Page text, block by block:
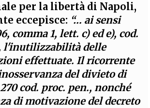
per la libertà di Napoli,
eccepisce: “… ai sensi
comma 1, lett. c) ed e), cod.
l'inutilizzabilità delle
effettuate. Il ricorrente
del divieto di
cod. proc. pen., nonché
di motivazione del decreto